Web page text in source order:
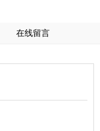
在线留言